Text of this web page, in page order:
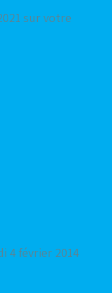
sur votre
4 février 2014